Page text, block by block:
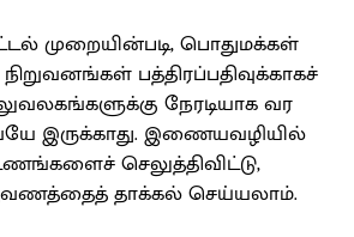
முறையின்படி, பொதுமக்கள்
பத்திரப்பதிவுக்காகச்
நேரடியாக வர
இருக்காது. இணையவழியில்
செலுத்திவிட்டு,
தாக்கல் செய்யலாம்.